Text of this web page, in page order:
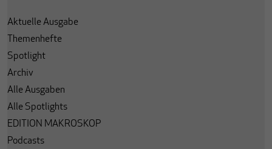
Aktuelle Ausgabe
Themenhefte
Spotlight
Archiv
Alle Ausgaben
Alle Spotlights
EDITION MAKROSKOP
Podcasts